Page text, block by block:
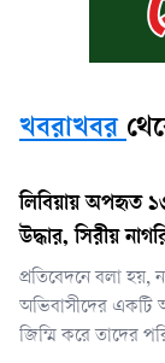
খবরাখবর
লিবিয়ায় অপহৃত
উদ্ধার, সিরীয়
প্রতিবেদনে বলা হয়,
অভিবাসীদের একটি
জিম্মি করে তাদের